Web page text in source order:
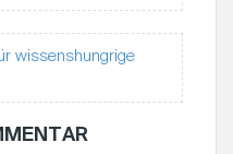
wissenshungrige